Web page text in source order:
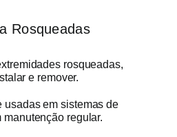
Rosqueadas
rosqueadas,
e remover.
em sistemas de
regular.